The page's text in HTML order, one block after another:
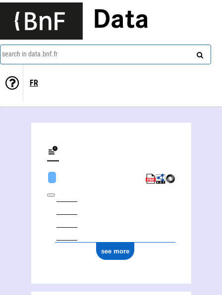
Data
search in data.bnf.fr
FR
see more